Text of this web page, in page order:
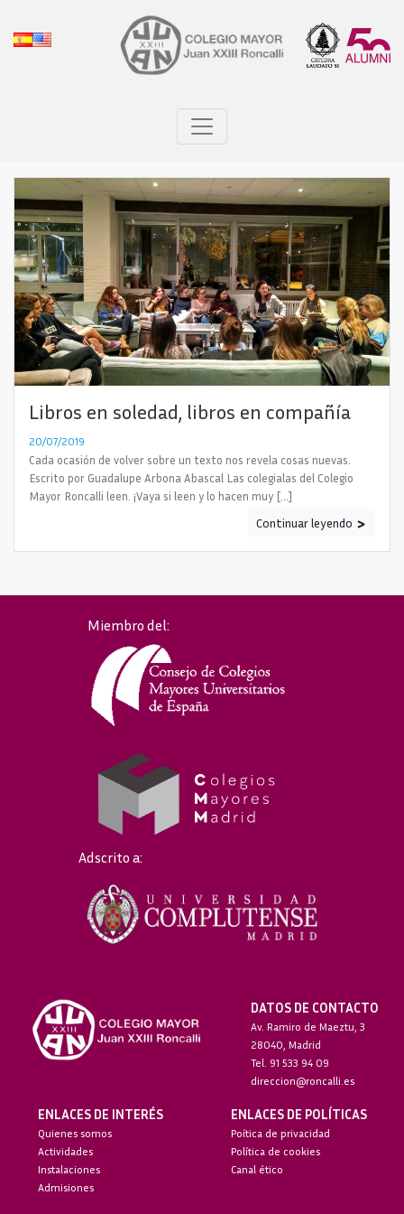
Libros en soledad, libros en compañía
20/07/2019
Cada ocasión de volver sobre un texto nos revela cosas nuevas.
Escrito por Guadalupe Arbona Abascal Las colegialas del Colegio
Mayor Roncalli leen. ¡Vaya si leen y lo hacen muy […]
Continuar leyendo
Miembro del:
Adscrito a:
DATOS DE CONTACTO
Av. Ramiro de Maeztu, 3
28040, Madrid
Tel. 91 533 94 09
direccion@roncalli.es
ENLACES DE INTERÉS
Quienes somos
Actividades
Instalaciones
Admisiones
ENLACES DE POLÍTICAS
Poítica de privacidad
Política de cookies
Canal ético